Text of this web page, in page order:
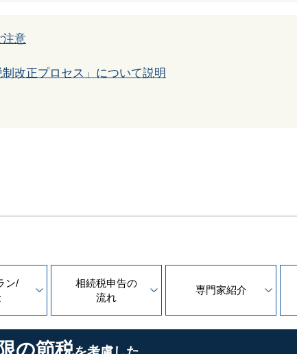
注意
改正プロセス」について説明
ン/
相続税申告の
流れ
専門家紹介
の節税